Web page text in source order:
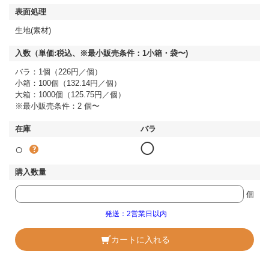
生地(素材)
バラ：1個（226円／個）
小箱：100個（132.14円／個）
大箱：1000個（125.75円／個）
※最小販売条件：2 個〜
○ ◯
個
発送：2営業日以内
カートに入れる